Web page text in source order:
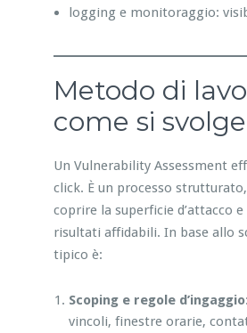
logging e monitoraggio:
Metodo di
come si svolge
Un Vulnerability Assessment
click. È un processo
coprire la superficie d’attacco
risultati affidabili. In base allo
tipico è:
Scoping e regole d’ingaggio
vincoli, finestre orarie,